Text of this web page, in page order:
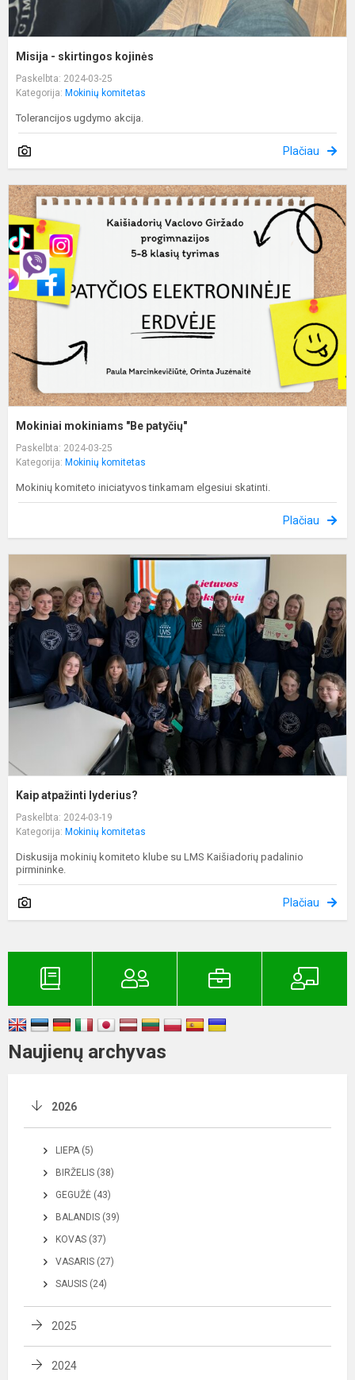
Misija - skirtingos kojinės
Paskelbta: 2024-03-25
Kategorija: Mokinių komitetas
Tolerancijos ugdymo akcija.
Plačiau
Mokiniai mokiniams "Be patyčių"
Paskelbta: 2024-03-25
Kategorija: Mokinių komitetas
Mokinių komiteto iniciatyvos tinkamam elgesiui skatinti.
Plačiau
Kaip atpažinti lyderius?
Paskelbta: 2024-03-19
Kategorija: Mokinių komitetas
Diskusija mokinių komiteto klube su LMS Kaišiadorių padalinio
pirmininke.
Plačiau
Naujienų archyvas
2026
LIEPA (5)
BIRŽELIS (38)
GEGUŽĖ (43)
BALANDIS (39)
KOVAS (37)
VASARIS (27)
SAUSIS (24)
2025
2024